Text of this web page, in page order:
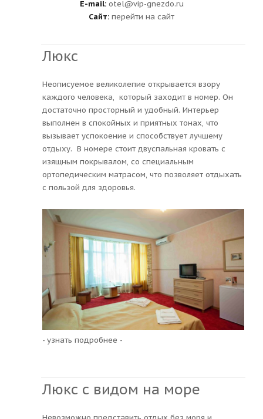
E-mail:otel@vip-gnezdo.ru
Сайт: перейти на сайт
Люкс
Неописуемое великолепие открывается взору
каждого человека, который заходит в номер. Он
достаточно просторный и удобный. Интерьер
выполнен в спокойных и приятных тонах, что
вызывает успокоение и способствует лучшему
отдыху. В номере стоит двуспальная кровать с
изящным покрывалом, со специальным
ортопедическим матрасом, что позволяет отдыхать
с пользой для здоровья.
- узнать подробнее -
Люкс с видом на море